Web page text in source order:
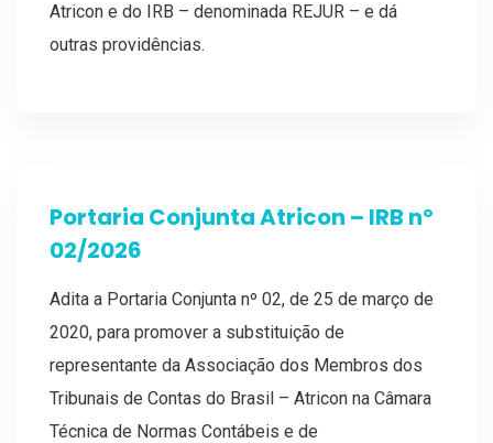
Atricon e do IRB – denominada REJUR – e dá
outras providências.
Portaria Conjunta Atricon – IRB nº
02/2026
Adita a Portaria Conjunta nº 02, de 25 de março de
2020, para promover a substituição de
representante da Associação dos Membros dos
Tribunais de Contas do Brasil – Atricon na Câmara
Técnica de Normas Contábeis e de